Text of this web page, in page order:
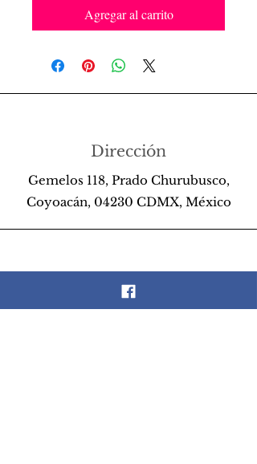
Agregar al carrito
Dirección
Gemelos 118, Prado Churubusco,
Coyoacán, 04230 CDMX, México
Teléfono
55 26 89 13 14